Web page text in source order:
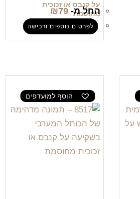
על קנבס או זכוכית
מחוסמת
החל מ- ₪79
לפרטים נוספים ורכישה
הוסף למועדפים